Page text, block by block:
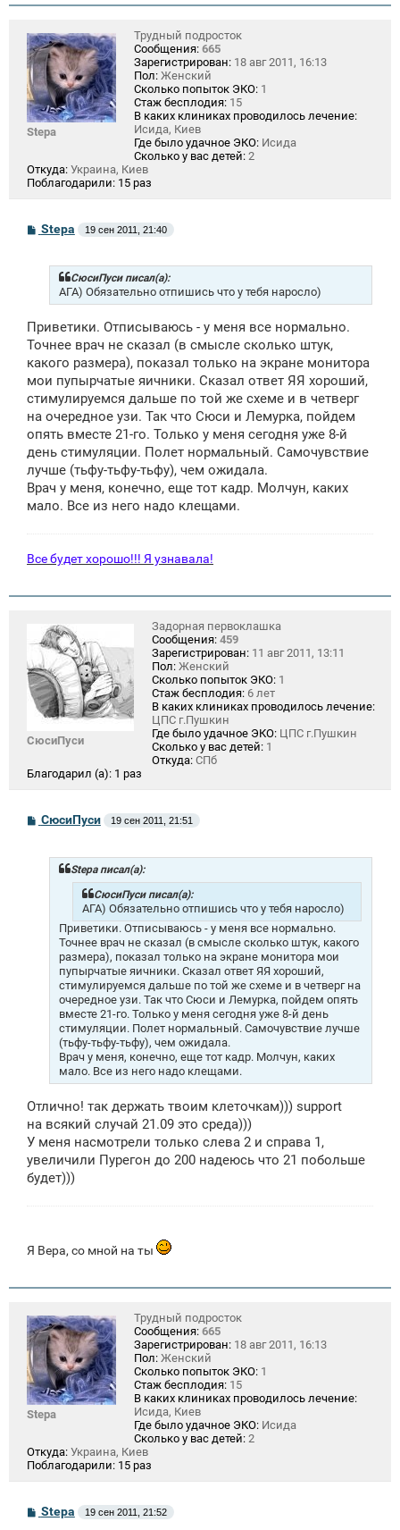
Stepa
Трудный подросток
Сообщения: 665
Зарегистрирован: 18 авг 2011, 16:13
Пол: Женский
Сколько попыток ЭКО: 1
Стаж бесплодия: 15
В каких клиниках проводилось лечение:
Исида, Киев
Где было удачное ЭКО: Исида
Сколько у вас детей: 2
Откуда: Украина, Киев
Поблагодарили: 15 раз
С
о
е
Stepa 19 сен 2011, 21:40
СюсиПуси писал(а):
АГА) Обязательно отпишись что у тебя наросло)
Приветики. Отписываюсь - у меня все нормально.
Точнее врач не сказал (в смысле сколько штук,
какого размера), показал только на экране монитора
мои пупырчатые яичники. Сказал ответ ЯЯ хороший,
стимулируемся дальше по той же схеме и в четверг
на очередное узи. Так что Сюси и Лемурка, пойдем
опять вместе 21-го. Только у меня сегодня уже 8-й
день стимуляции. Полет нормальный. Самочувствие
лучше (тьфу-тьфу-тьфу), чем ожидала.
Врач у меня, конечно, еще тот кадр. Молчун, каких
мало. Все из него надо клещами.
Все будет хорошо!!! Я узнавала!
СюсиПуси
Задорная первоклашка
Сообщения: 459
Зарегистрирован: 11 авг 2011, 13:11
Пол: Женский
Сколько попыток ЭКО: 1
Стаж бесплодия: 6 лет
В каких клиниках проводилось лечение:
ЦПС г.Пушкин
Где было удачное ЭКО: ЦПС г.Пушкин
Сколько у вас детей: 1
Откуда: СПб
Благодарил (а): 1 раз
С
о
СюсиПуси 19 сен 2011, 21:51
Stepa писал(а):
СюсиПуси писал(а):
АГА) Обязательно отпишись что у тебя наросло)
Приветики. Отписываюсь - у меня все нормально.
Точнее врач не сказал (в смысле сколько штук, какого
размера), показал только на экране монитора мои
пупырчатые яичники. Сказал ответ ЯЯ хороший,
стимулируемся дальше по той же схеме и в четверг на
очередное узи. Так что Сюси и Лемурка, пойдем опять
вместе 21-го. Только у меня сегодня уже 8-й день
стимуляции. Полет нормальный. Самочувствие лучше
(тьфу-тьфу-тьфу), чем ожидала.
Врач у меня, конечно, еще тот кадр. Молчун, каких
мало. Все из него надо клещами.
Отлично! так держать твоим клеточкам))) support
на всякий случай 21.09 это среда)))
У меня насмотрели только слева 2 и справа 1,
увеличили Пурегон до 200 надеюсь что 21 побольше
будет)))
Я Вера, со мной на ты
Stepa
Трудный подросток
Сообщения: 665
Зарегистрирован: 18 авг 2011, 16:13
Пол: Женский
Сколько попыток ЭКО: 1
Стаж бесплодия: 15
В каких клиниках проводилось лечение:
Исида, Киев
Где было удачное ЭКО: Исида
Сколько у вас детей: 2
Откуда: Украина, Киев
Поблагодарили: 15 раз
С
о
Stepa 19 сен 2011, 21:52